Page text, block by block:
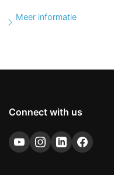
Meer informatie
Connect with us